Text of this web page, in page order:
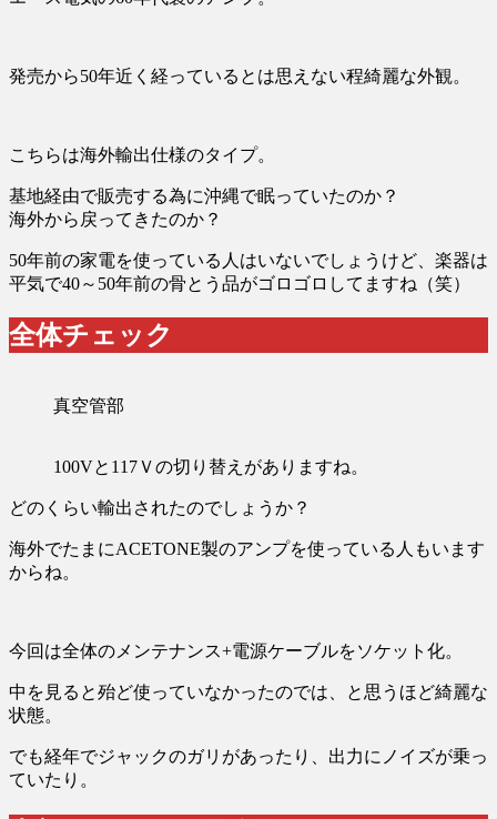
発売から50年近く経っているとは思えない程綺麗な外観。
こちらは海外輸出仕様のタイプ。
基地経由で販売する為に沖縄で眠っていたのか？
海外から戻ってきたのか？
50年前の家電を使っている人はいないでしょうけど、楽器は
平気で40～50年前の骨とう品がゴロゴロしてますね（笑）
全体チェック
真空管部
100Vと117Ｖの切り替えがありますね。
どのくらい輸出されたのでしょうか？
海外でたまにACETONE製のアンプを使っている人もいます
からね。
今回は全体のメンテナンス+電源ケーブルをソケット化。
中を見ると殆ど使っていなかったのでは、と思うほど綺麗な
状態。
でも経年でジャックのガリがあったり、出力にノイズが乗っ
ていたり。